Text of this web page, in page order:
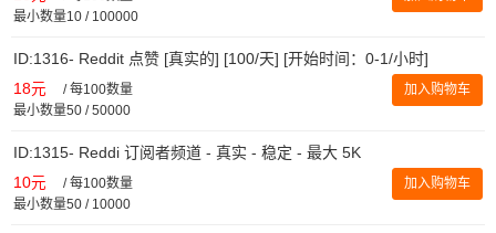
最小数量10 / 100000
ID:1316- Reddit 点赞 [真实的] [100/天] [开始时间：0-1/小时]
18元 /每100数量
最小数量50 / 50000
加入购物车
ID:1315- Reddi 订阅者频道 - 真实 - 稳定 - 最大 5K
10元 /每100数量
最小数量50 / 10000
加入购物车